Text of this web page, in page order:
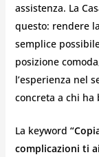
assistenza. La
questo: rendere
semplice
posizione
l’esperienza nel
concreta a chi ha
La keyword
complicazioni ti